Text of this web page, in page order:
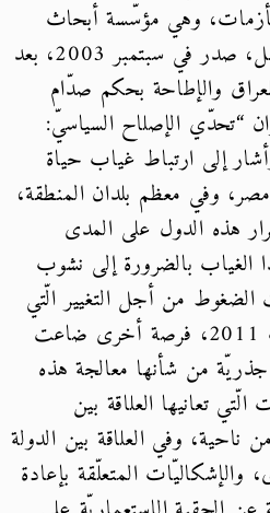
وهي مؤسّسة أبحاث
دوليّة مرموقة مقرّها بروكسل، صدر في سبتمبر 2003، بعد
والإطاحة بحكم صدّام
“تحدّي الإصلاح السياسيّ:
إلى ارتباط غياب حياة
وفي معظم بلدان المنطقة،
هذه الدول على المدى
الغياب بالضرورة إلى نشوب
من أجل التغيير الّتي
بلغت ذروتها في انتفاضات 2011، فرصة أخرى ضاعت
من شأنها معالجة هذه
تعانيها العلاقة بين
ناحية، وفي العلاقة بين الدولة
المتعلّقة بإعادة